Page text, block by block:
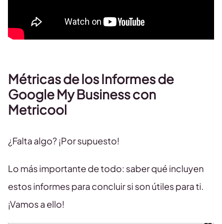
Métricas de los Informes de
Google My Business con
Metricool
¿Falta algo? ¡Por supuesto!
Lo más importante de todo: saber qué incluyen
estos informes para concluir si son útiles para ti.
¡Vamos a ello!